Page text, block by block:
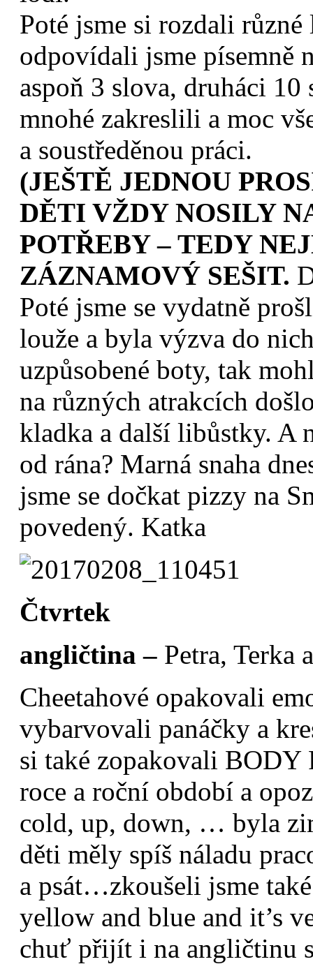
Poté jsme si rozdali
odpovídali jsme písemně
aspoň 3 slova, druháci
mnohé zakreslili a moc
a soustředěnou práci.
(JEŠTĚ JEDNOU
DĚTI VŽDY NOSILY
POTŘEBY – TEDY
ZÁZNAMOVÝ SEŠIT.
Poté jsme se vydatně
louže a byla výzva do
uzpůsobené boty, tak
na různých atrakcích
kladka a další libůstky. A
od rána? Marná snaha
jsme se dočkat pizzy na
povedený. Katka
Čtvrtek
angličtina – Petra, Terka
Cheetahové opakovali
vybarvovali panáčky a
si také zopakovali
roce a roční období a
cold, up, down, … byla
děti měly spíš náladu
a psát…zkoušeli jsme
yellow and blue and it’s
chuť přijít i na angličtinu